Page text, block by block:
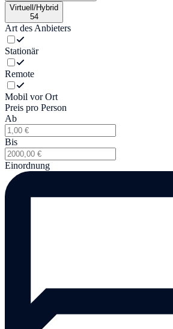
Virtuell/Hybrid
54
Art des Anbieters
Stationär
Remote
Mobil vor Ort
Preis pro Person
Ab
Bis
Einordnung